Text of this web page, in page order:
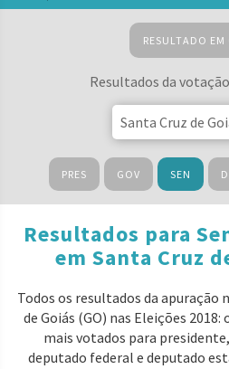
RESULTADO EM
Resultados da
PRES GOV SEN
Resultados para
em Santa Cruz
Todos os resultados da apuração
de Goiás (GO) nas Eleições
mais votados para
deputado federal e deputado